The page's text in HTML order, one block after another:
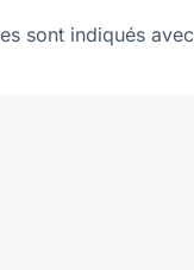
sont indiqués avec